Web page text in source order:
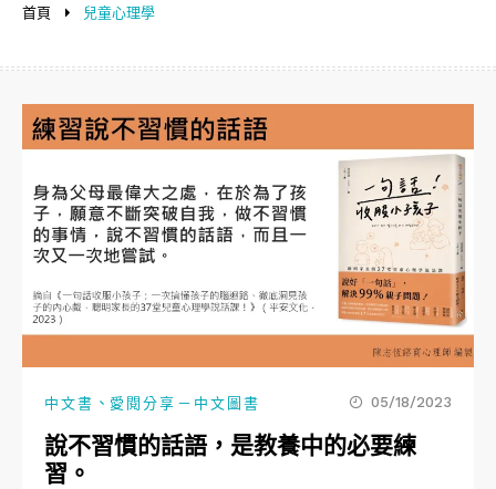
首頁 兒童心理學
中文書 、 愛閱分享－中文圖書 05/18/2023
說不習慣的話語，是教養中的必要練
習。